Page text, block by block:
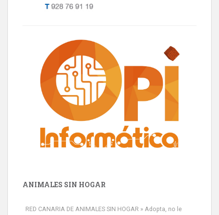
ANIMALES SIN HOGAR
RED CANARIA DE ANIMALES SIN HOGAR » Adopta, no le
» Míralo en todos los navegadores y en Google Play con Leales.org